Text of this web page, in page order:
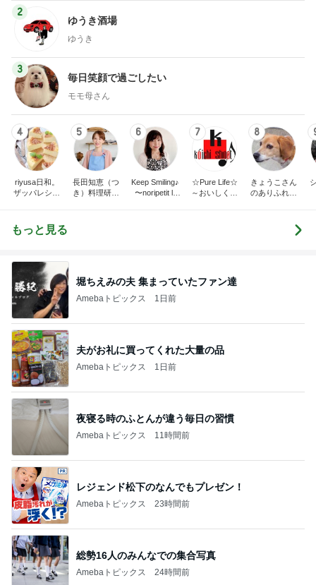
2
ゆうき酒場
ゆうき
3
毎日笑顔で過ごしたい
モモ母さん
4
riyusa日和。
ザッパレシピ
かず
5
長田知恵（つ
き）料理研究
6
Keep Smiling♪
〜noripetit lif
7
☆Pure Life☆
～おいしく、
8
きょうこさん
のありふれた
もっと見る
堀ちえみの夫 集まっていたファン達
Amebaトピックス 1日前
夫がお礼に買ってくれた大量の品
Amebaトピックス 1日前
夜寝る時のふとんが違う毎日の習慣
Amebaトピックス 11時間前
レジェンド松下のなんでもプレゼン！
Amebaトピックス 23時間前
総勢16人のみんなでの集合写真
Amebaトピックス 24時間前